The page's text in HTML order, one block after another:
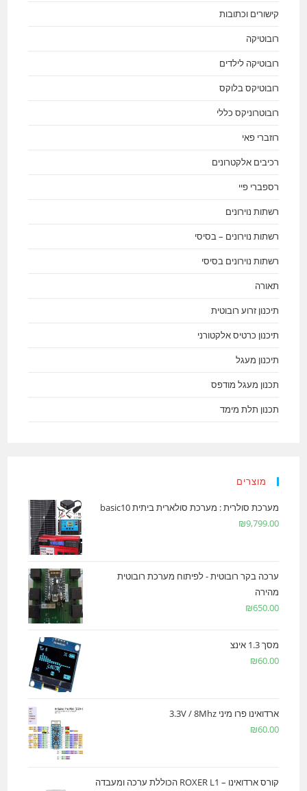
קישורים וכתובות
רובוטיקה
רובוטיקה לילדים
רובוטיקס בלוקס
רובוטרוניקס כללי
רוזברי פאי
רכיבים אלקטרונים
רספברי פיי
רשתות נוירונים
רשתות נוירונים – בסיסי
רשתות נוירונים בסיסי
תאורה
תיכנון זרוע רובוטית
תיכנון כרטיס אלקטורני
תיכנון מעגל
תכנון מעגל מודפס
תכנון תלת מימד
מוצרים
מערכת סולרית : מערכת סולארית ביתית basic10
₪9,799.00
ערכה בקר רובוטית - לפיתוח מערכת רובוטית
מהירה
₪650.00
מסך 1.3 אינצ
₪60.00
ארדואינו פרו מיני 3.3V / 8Mhz
₪60.00
קורס ארדואינו – ROXER L1 הכוללת ערכה ומעבדה